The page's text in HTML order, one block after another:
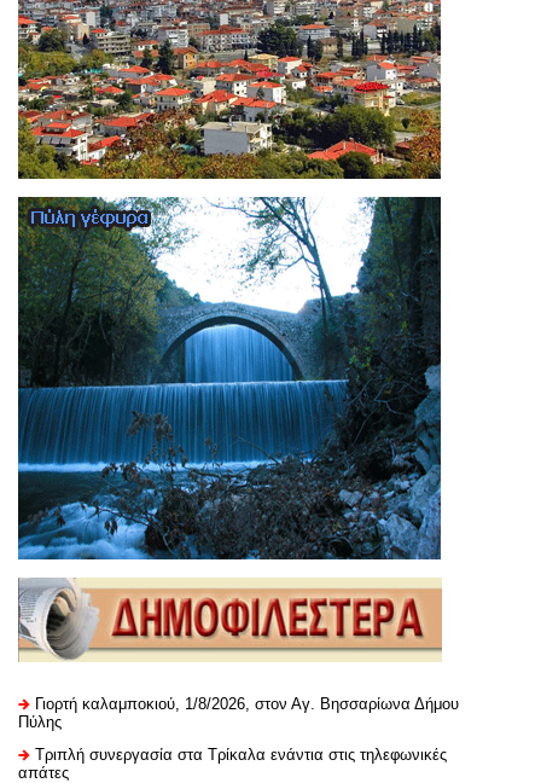
Γιορτή καλαμποκιού, 1/8/2026, στον Αγ. Βησσαρίωνα Δήμου
Πύλης
Τριπλή συνεργασία στα Τρίκαλα ενάντια στις τηλεφωνικές
απάτες